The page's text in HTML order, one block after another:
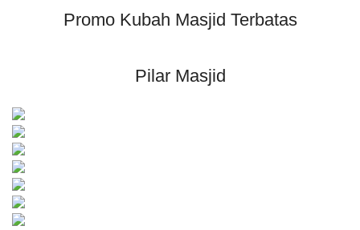
Promo Kubah Masjid Terbatas
Pilar Masjid